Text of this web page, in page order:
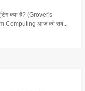
क्या है? (Grover's
Computing आज की सब...